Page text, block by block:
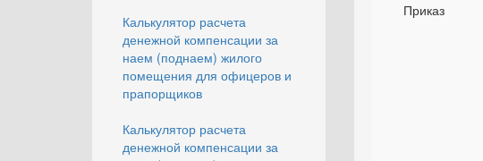
Калькулятор расчета
денежной компенсации за
наем (поднаем) жилого
помещения для офицеров и
прапорщиков
Калькулятор расчета
денежной компенсации за
Приказ